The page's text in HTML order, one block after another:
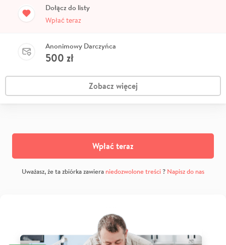
Dołącz do listy
Wpłać teraz
Anonimowy Darczyńca
500 zł
Zobacz więcej
Wpłać teraz
Uważasz, że ta zbiórka zawiera niedozwolone treści? Napisz do nas